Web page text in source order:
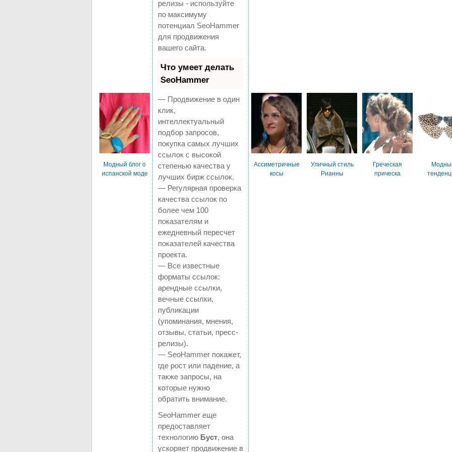
Модный блог о
испанской моде
релизы - используйте
по максимуму
потенциал SeoHammer
для продвижения
вашего сайта.
Что умеет делать
SeoHammer
— Продвижение в один
клик,
интеллектуальный
подбор запросов,
покупка самых лучших
ссылок с высокой
степенью качества у
лучших бирж ссылок.
— Регулярная проверка
качества ссылок по
более чем 100
показателям и
ежедневный пересчет
показателей качества
проекта.
— Все известные
форматы ссылок:
арендные ссылки,
вечные ссылки,
публикации
(упоминания, мнения,
отзывы, статьи, пресс-
релизы).
— SeoHammer покажет,
где рост или падение, а
также запросы, на
которые нужно
обратить внимание.
SeoHammer еще
предоставляет
технологию Буст, она
ускоряет продвижение в
Ассиметричные
косы
Уличный стиль
Рианны
Греческая
прическа